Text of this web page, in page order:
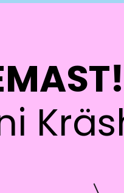
(edaspidi algataja)
kaitse on
informatsiooni selle
neid kasutame,
isikuandmete
*****, Tallinn ***, tel
aadress;